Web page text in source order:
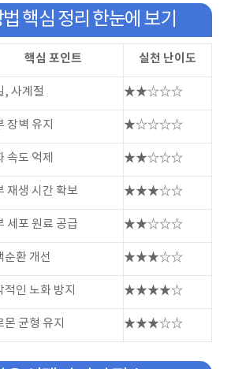
핵심 정리 한눈에 보기
핵심 포인트 실천 난이도
, 사계절 ★★☆☆☆
장벽 유지 ★☆☆☆☆
속도 억제 ★★☆☆☆
재생 시간 확보 ★★★☆☆
세포 원료 공급 ★★☆☆☆
순환 개선 ★★★☆☆
적인 노화 방지 ★★★★☆
몬 균형 유지 ★★★☆☆